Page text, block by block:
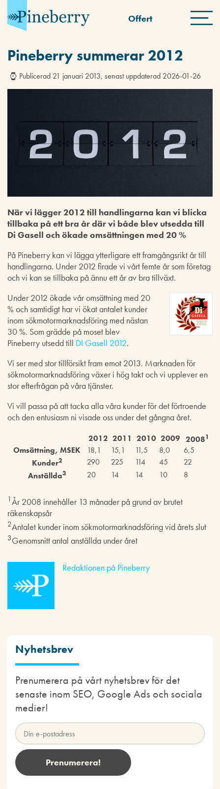
Offert
Pineberry summerar 2012
Publicerad 21 januari 2013, senast uppdaterad 2026-01-26
När vi lägger 2012 till handlingarna kan vi blicka
tillbaka på ett bra år där vi både blev utsedda till
Di Gasell och ökade omsättningen med 20 %
På Pineberry kan vi lägga ytterligare ett framgångsrikt år till
handlingarna. Under 2012 firade vi vårt femte år som företag
och vi kan se tillbaka på ännu ett år av bra tillväxt.
Under 2012 ökade vår omsättning med 20
% och samtidigt har vi ökat antalet kunder
inom sökmotormarknadsföring med nästan
30 %. Som grädde på moset blev
Pineberry utsedd till DI Gasell 2012.
Vi ser med stor tillförsikt fram emot 2013. Marknaden för
sökmotormarknadsföring växer i hög takt och vi upplever en
stor efterfrågan på våra tjänster.
Vi vill passa på att tacka alla våra kunder för det förtroende
och den entusiasm ni visade oss under det gångna året.
2012 2011 2010 2009 20081
Omsättning, MSEK 18,1 15,1 11,5 8,0
6,5
Kunder2 290 225 114 45
22
Anställda3 20 14 14 10 8
1 År 2008 innehåller 13 månader på grund av brutet
räkenskapsår
2Antalet kunder inom sökmotormarknadsföring vid årets slut
3Genomsnitt antal anställda under året
Redaktionen på Pineberry
Nyhetsbrev
Prenumerera på vårt nyhetsbrev för det
senaste inom SEO, Google Ads och sociala
medier!